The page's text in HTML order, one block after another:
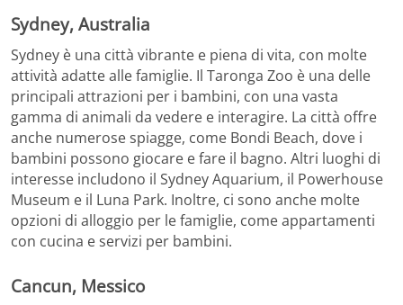
Sydney, Australia
Sydney è una città vibrante e piena di vita, con molte
attività adatte alle famiglie. Il Taronga Zoo è una delle
principali attrazioni per i bambini, con una vasta
gamma di animali da vedere e interagire. La città offre
anche numerose spiagge, come Bondi Beach, dove i
bambini possono giocare e fare il bagno. Altri luoghi di
interesse includono il Sydney Aquarium, il Powerhouse
Museum e il Luna Park. Inoltre, ci sono anche molte
opzioni di alloggio per le famiglie, come appartamenti
con cucina e servizi per bambini.
Cancun, Messico